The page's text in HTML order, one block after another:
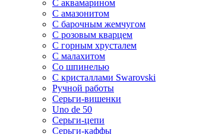
С аквамарином
С амазонитом
С барочным жемчугом
С розовым кварцем
С горным хрусталем
С малахитом
Со шпинелью
С кристаллами Swarovski
Ручной работы
Серьги-вишенки
Uno de 50
Серьги-цепи
Серьги-каффы